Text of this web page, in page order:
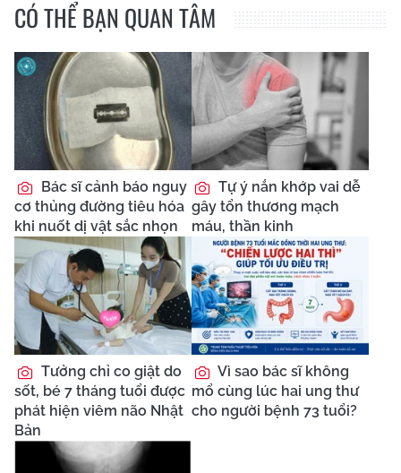
CÓ THỂ BẠN QUAN TÂM
Bác sĩ cảnh báo nguy
cơ thủng đường tiêu hóa
khi nuốt dị vật sắc nhọn
Tự ý nắn khớp vai dễ
gây tổn thương mạch
máu, thần kinh
Tưởng chỉ co giật do
sốt, bé 7 tháng tuổi được
phát hiện viêm não Nhật
Bản
Vì sao bác sĩ không
mổ cùng lúc hai ung thư
cho người bệnh 73 tuổi?